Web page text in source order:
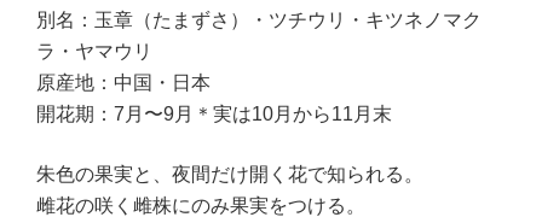
別名：玉章（たまずさ）・ツチウリ・キツネノマク
ラ・ヤマウリ
原産地：中国・日本
開花期：7月〜9月＊実は10月から11月末
朱色の果実と、夜間だけ開く花で知られる。
雌花の咲く雌株にのみ果実をつける。